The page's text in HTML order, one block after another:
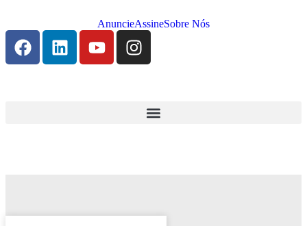
AnuncieAssineSobre Nós